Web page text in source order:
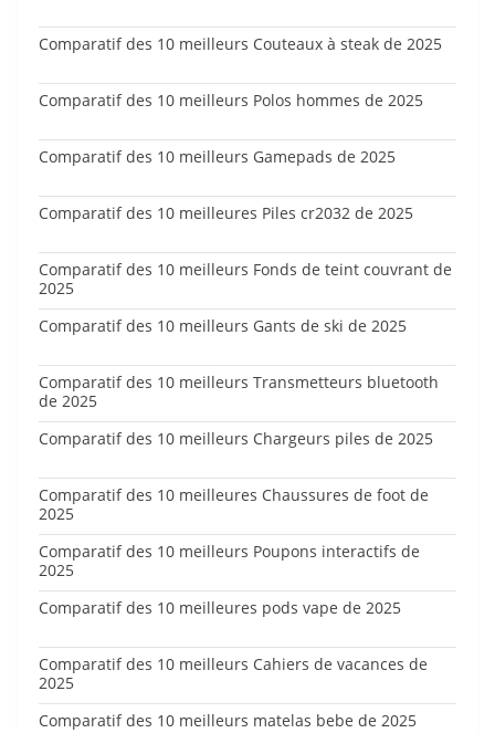
Comparatif des 10 meilleurs Couteaux à steak de 2025
Comparatif des 10 meilleurs Polos hommes de 2025
Comparatif des 10 meilleurs Gamepads de 2025
Comparatif des 10 meilleures Piles cr2032 de 2025
Comparatif des 10 meilleurs Fonds de teint couvrant de
2025
Comparatif des 10 meilleurs Gants de ski de 2025
Comparatif des 10 meilleurs Transmetteurs bluetooth
de 2025
Comparatif des 10 meilleurs Chargeurs piles de 2025
Comparatif des 10 meilleures Chaussures de foot de
2025
Comparatif des 10 meilleurs Poupons interactifs de
2025
Comparatif des 10 meilleures pods vape de 2025
Comparatif des 10 meilleurs Cahiers de vacances de
2025
Comparatif des 10 meilleurs matelas bebe de 2025